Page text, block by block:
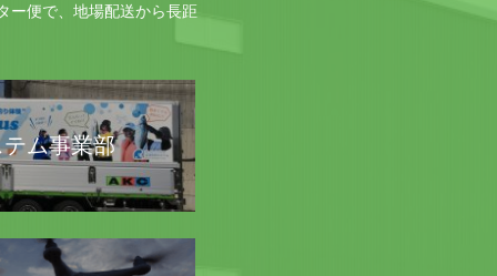
ー便で、地場配送から長距
ム事業部